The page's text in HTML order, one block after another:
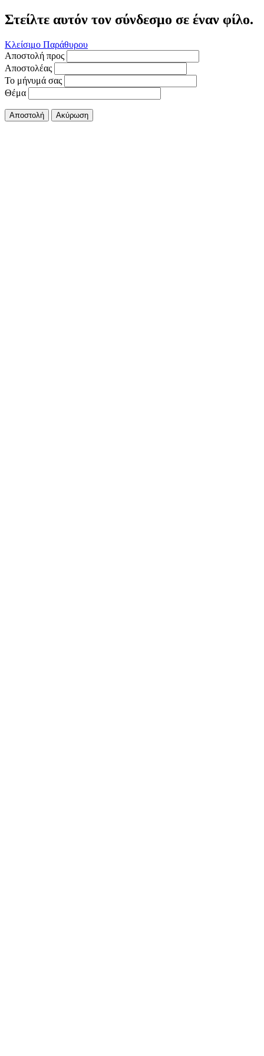
Στείλτε αυτόν τον σύνδεσμο σε έναν φίλο.
Κλείσιμο Παράθυρου
Αποστολή προς
Αποστολέας
Το μήνυμά σας
Θέμα
Αποστολή Ακύρωση